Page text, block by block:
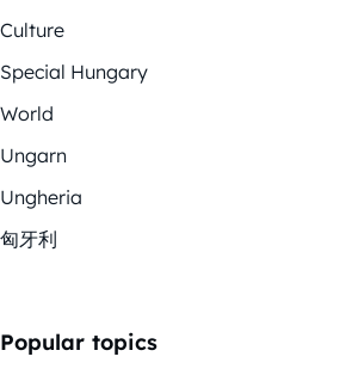
Culture
Special Hungary
World
Ungarn
Ungheria
匈牙利
Popular topics